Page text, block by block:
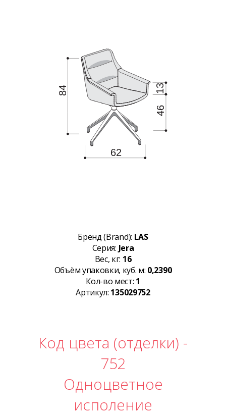
Бренд (Brand): LAS
Серия: Jera
Вес, кг: 16
Объём упаковки, куб. м: 0,2390
Кол-во мест: 1
Артикул: 135029752
Код цвета (отделки) -
752
Одноцветное
исполение